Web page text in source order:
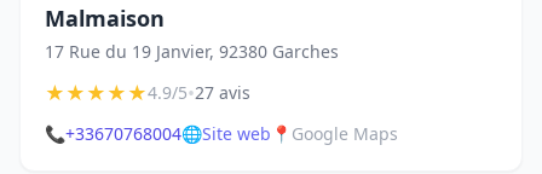
Malmaison
17 Rue du 19 Janvier, 92380 Garches
★★★★★4.9/5•27 avis
📞+33670768004🌐Site web 📍 Google Maps